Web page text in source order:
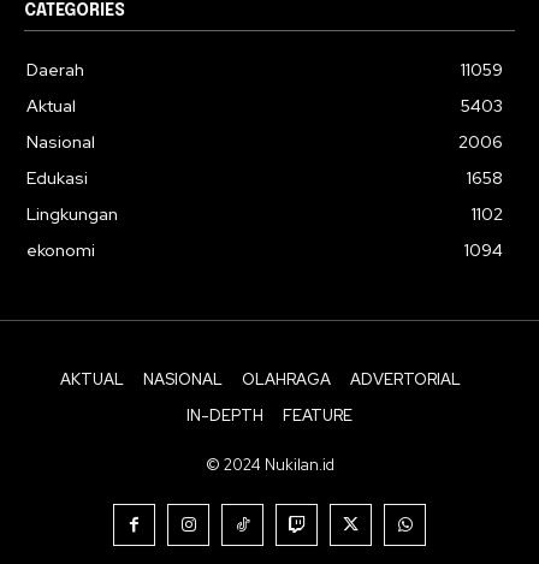
CATEGORIES
Daerah
11059
Aktual
5403
Nasional
2006
Edukasi
1658
Lingkungan
1102
ekonomi
1094
AKTUAL NASIONAL OLAHRAGA
ADVERTORIAL
IN-DEPTH
FEATURE
© 2024 Nukilan.id